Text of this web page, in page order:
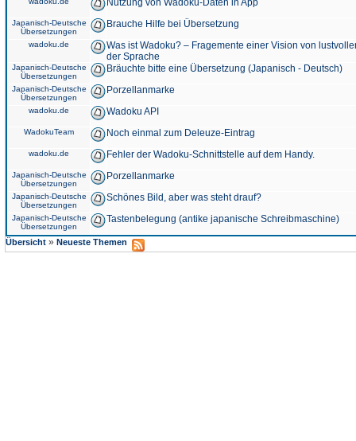
Nutzung von Wadoku-Daten in App
Japanisch-Deutsche
Übersetzungen
Brauche Hilfe bei Übersetzung
wadoku.de
Was ist Wadoku? – Fragemente einer Vision von
der Sprache
Japanisch-Deutsche
Übersetzungen
Bräuchte bitte eine Übersetzung (Japanisch - Deutsch)
Japanisch-Deutsche
Übersetzungen
Porzellanmarke
wadoku.de Wadoku API
WadokuTeam Noch einmal zum Deleuze-Eintrag
wadoku.de Fehler der Wadoku-Schnittstelle auf dem Handy.
Japanisch-Deutsche
Übersetzungen
Porzellanmarke
Japanisch-Deutsche
Übersetzungen
Schönes Bild, aber was steht drauf?
Japanisch-Deutsche
Übersetzungen
Tastenbelegung (antike japanische Schreibmaschine)
Übersicht » Neueste Themen